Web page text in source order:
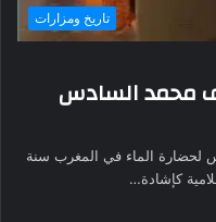
تاريخ ومزارات
محمد السادس
الماء في المغرب سنة